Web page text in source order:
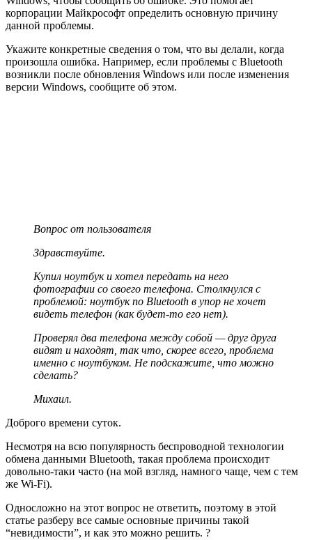
корпорации Майкрософт определить основную причину
данной проблемы.
Укажите конкретные сведения о том, что вы делали, когда
произошла ошибка. Например, если проблемы с Bluetooth
возникли после обновления Windows или после изменения
версии Windows, сообщите об этом.
Вопрос от пользователя
Здравствуйте.
Купил ноутбук и хотел передать на него
фотографии со своего телефона. Столкнулся с
проблемой: ноутбук по Bluetooth в упор не хочет
видеть телефон (как будет-то его нет).
Проверял два телефона между собой — друг друга
видят и находят, так что, скорее всего, проблема
именно с ноутбуком. Не подскажите, что можно
сделать?
Михаил.
Доброго времени суток.
Несмотря на всю популярность беспроводной технологии
обмена данными Bluetooth, такая проблема происходит
довольно-таки часто (на мой взгляд, намного чаще, чем с тем
же Wi-Fi).
Односложно на этот вопрос не ответить, поэтому в этой
статье разберу все самые основные причины такой
“невидимости”, и как это можно решить. ?